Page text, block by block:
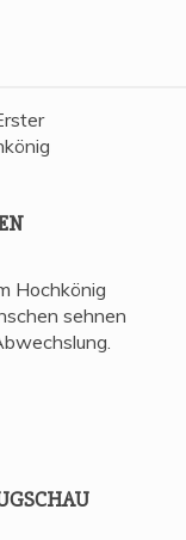
Hochkönig
sehnen